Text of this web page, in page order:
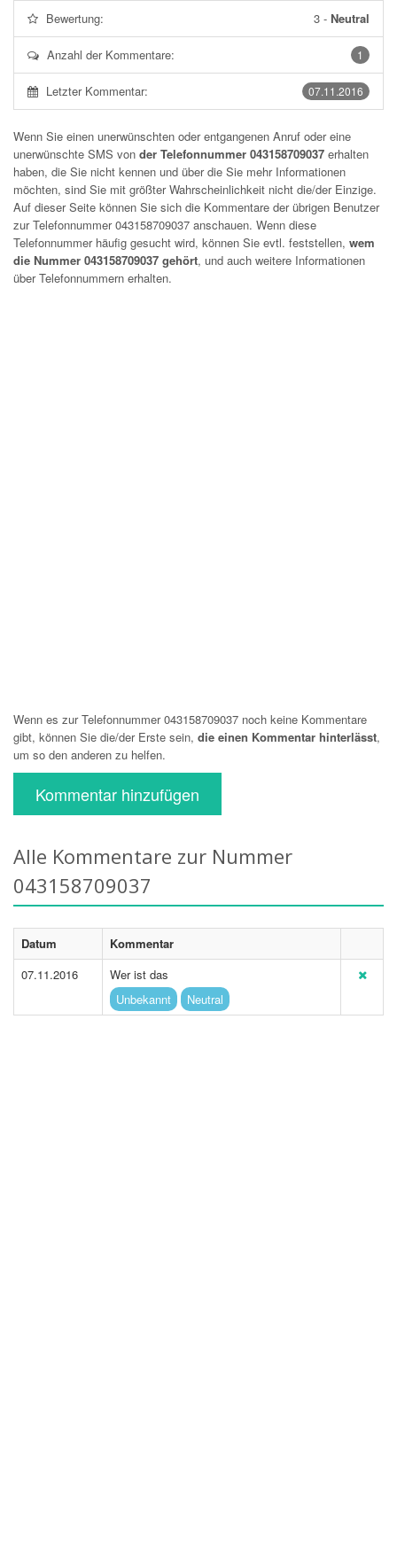
Bewertung: 3 - Neutral
1
Anzahl der Kommentare:
07.11.2016
Letzter Kommentar:
Wenn Sie einen unerwünschten oder entgangenen Anruf oder eine
unerwünschte SMS von der Telefonnummer 043158709037 erhalten
haben, die Sie nicht kennen und über die Sie mehr Informationen
möchten, sind Sie mit größter Wahrscheinlichkeit nicht die/der Einzige.
Auf dieser Seite können Sie sich die Kommentare der übrigen Benutzer
zur Telefonnummer043158709037 anschauen. Wenn diese
Telefonnummer häufig gesucht wird, können Sie evtl. feststellen, wem
die Nummer 043158709037 gehört, und auch weitere Informationen
über Telefonnummern erhalten.
Wenn es zur Telefonnummer 043158709037 noch keine Kommentare
gibt, können Sie die/der Erste sein, die einen Kommentar hinterlässt,
um so den anderen zu helfen.
Kommentar hinzufügen
Alle Kommentare zur Nummer
043158709037
Datum
Kommentar
07.11.2016
Wer ist das
Unbekannt
Neutral